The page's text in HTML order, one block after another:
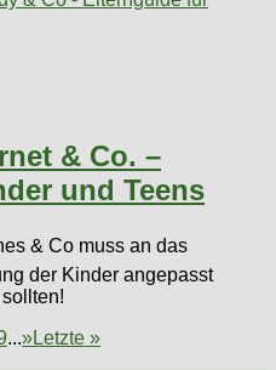
& Co. –
und Teens
& Co muss an das
der Kinder angepasst
...»Letzte »